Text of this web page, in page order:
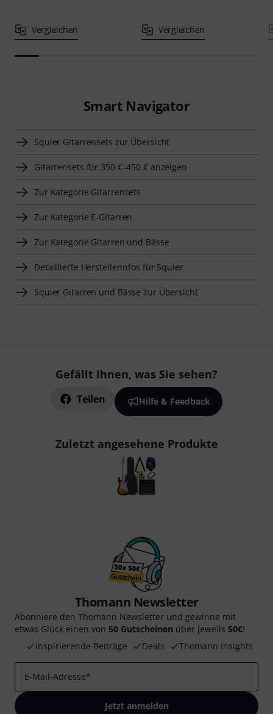
Vergleichen Vergleichen
Smart Navigator
Squier Gitarrensets zur Übersicht
Gitarrensets für 350 €–450 € anzeigen
Zur Kategorie Gitarrensets
Zur Kategorie E-Gitarren
Zur Kategorie Gitarren und Bässe
Detaillierte Herstellerinfos für Squier
Squier Gitarren und Bässe zur Übersicht
Gefällt Ihnen, was Sie sehen?
Teilen Hilfe & Feedback
Zuletzt angesehene Produkte
Thomann Newsletter
Abonniere den Thomann Newsletter und gewinne mit
etwas Glück einen von 50 Gutscheinen über jeweils 50€!
Inspirierende Beiträge
Deals Thomann Insights
E-Mail-Adresse*
Jetzt anmelden